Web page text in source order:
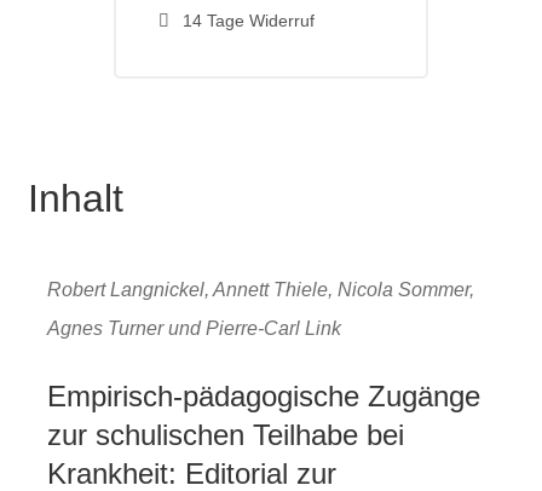
14 Tage Widerruf
Inhalt
Robert Langnickel, Annett Thiele, Nicola Sommer,
Agnes Turner und Pierre-Carl Link
Empirisch-pädagogische Zugänge
zur schulischen Teilhabe bei
Krankheit: Editorial zur